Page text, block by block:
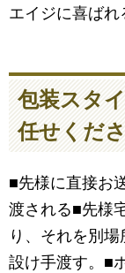
エイジに喜ばれ
包装スタ
任せくだ
■先様に直接お
渡される■先様
り、それを別
設け手渡す。■